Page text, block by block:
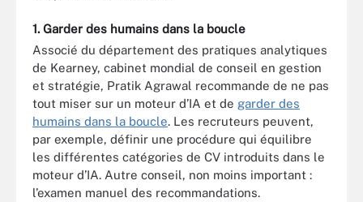
1. Garder des humains dans la boucle
Associé du département des pratiques analytiques
de Kearney, cabinet mondial de conseil en gestion
et stratégie, Pratik Agrawal recommande de ne pas
tout miser sur un moteur d’IA et de garder des
humains dans la boucle. Les recruteurs peuvent,
par exemple, définir une procédure qui équilibre
les différentes catégories de CV introduits dans le
moteur d’IA. Autre conseil, non moins important :
l’examen manuel des recommandations.